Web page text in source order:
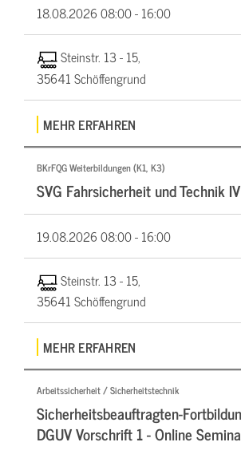
18.08.202608:00 - 16:00
Steinstr. 13 - 15,
35641 Schöffengrund
MEHR ERFAHREN
BKrFQG Weiterbildungen (K1, K3)
SVG Fahrsicherheit und Technik IV
19.08.202608:00 - 16:00
Steinstr. 13 - 15,
35641 Schöffengrund
MEHR ERFAHREN
Arbeitssicherheit / Sicherheitstechnik
Sicherheitsbeauftragten-
DGUV Vorschrift 1 - Online